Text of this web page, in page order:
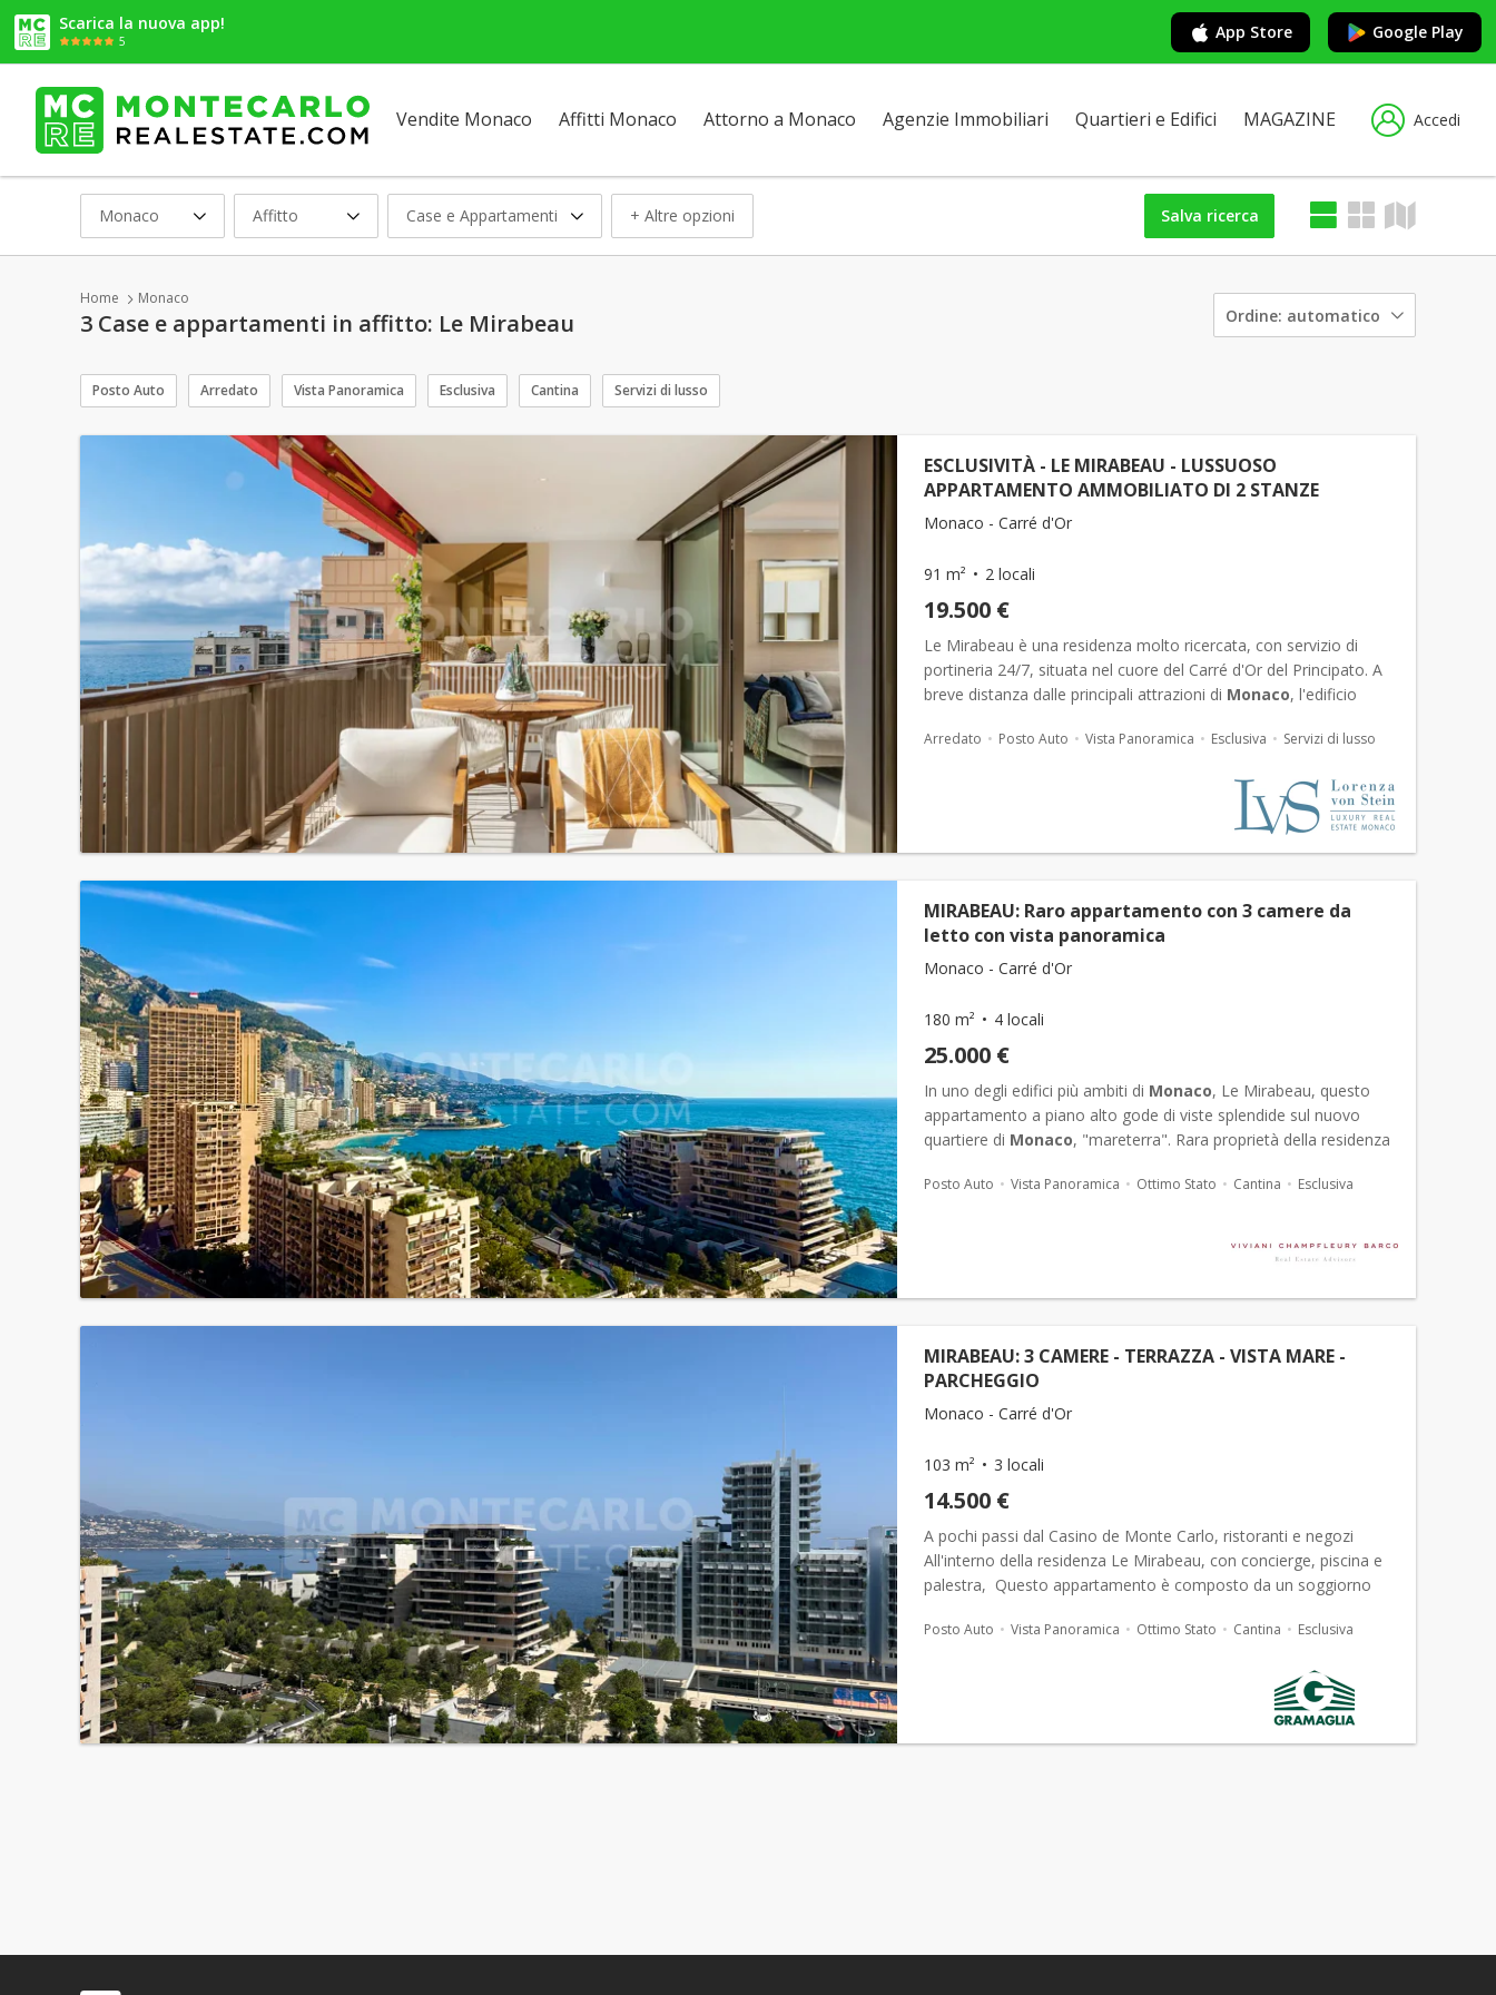
Scarica la nuova app!
5 App Store Google Play
Vendite Monaco Affitti Monaco Attorno a Monaco Agenzie Immobiliari Quartieri e Edifici MAGAZINE Accedi
Monaco Affitto Case e Appartamenti + Altre opzioni
Ordine: automatico
Salva ricerca
Home Monaco
3 Case e appartamenti in affitto: Le Mirabeau
Posto Auto Arredato Vista Panoramica Esclusiva Cantina Servizi di lusso
ESCLUSIVITÀ - LE MIRABEAU - LUSSUOSO
APPARTAMENTO AMMOBILIATO DI 2 STANZE
Monaco - Carré d'Or
91 m² 2 locali
19.500 €
Le Mirabeau è una residenza molto ricercata, con servizio di
portineria 24/7, situata nel cuore del Carré d'Or del Principato. A
breve distanza dalle principali attrazioni di Monaco, l'edificio
Arredato Posto Auto Vista Panoramica Esclusiva Servizi di lusso
MIRABEAU: Raro appartamento con 3 camere da
letto con vista panoramica
Monaco - Carré d'Or
180 m² 4 locali
25.000 €
In uno degli edifici più ambiti di Monaco, Le Mirabeau, questo
appartamento a piano alto gode di viste splendide sul nuovo
quartiere di Monaco, "mareterra". Rara proprietà della residenza
Posto Auto Vista Panoramica Ottimo Stato Cantina Esclusiva
MIRABEAU: 3 CAMERE - TERRAZZA - VISTA MARE -
PARCHEGGIO
Monaco - Carré d'Or
103 m² 3 locali
14.500 €
A pochi passi dal Casino de Monte Carlo, ristoranti e negozi
All'interno della residenza Le Mirabeau, con concierge, piscina e
palestra, Questo appartamento è composto da un soggiorno
Posto Auto Vista Panoramica Ottimo Stato Cantina Esclusiva